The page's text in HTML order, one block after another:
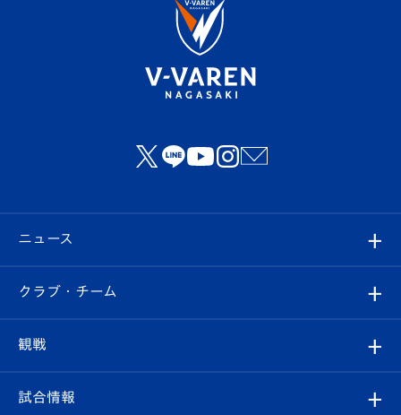
ニュース
すべて
クラブ
クラブ・チーム
観戦
観戦ルール
試合情報